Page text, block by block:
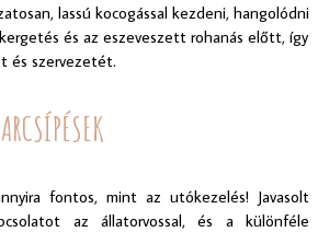
lassú kocogással kezdeni, hangolódni
és az eszeveszett rohanás előtt, így
és szervezetét.
fontos, mint az utókezelés! Javasolt
az állatorvossal, és a különféle